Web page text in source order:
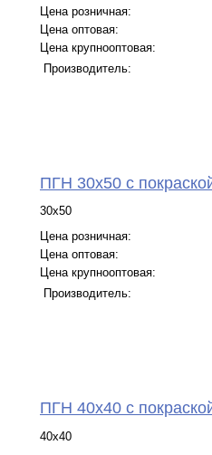
Цена розничная:
Цена оптовая:
Цена крупнооптовая:
Производитель:
ПГН 30х50 с
30х50
Цена розничная:
Цена оптовая:
Цена крупнооптовая:
Производитель:
ПГН 40х40 с
40х40